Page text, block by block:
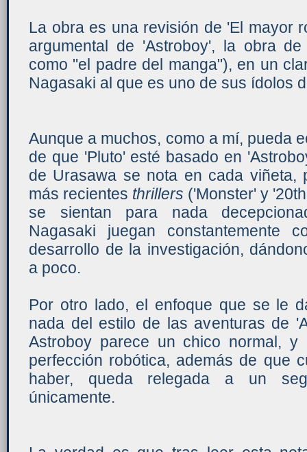
La obra es una revisión de 'El mayor
argumental de 'Astroboy', la obra
como "el padre del manga"), en un
Nagasaki al que es uno de sus ídolos
Aunque a muchos, como a mí, pueda
de que 'Pluto' esté basado en
de Urasawa se nota en cada
más recientes thrillers ('Monster' y
se sientan para nada
Nagasaki juegan constantemente
desarrollo de la investigación,
a poco.
Por otro lado, el enfoque que se le
nada del estilo de las aventuras de
Astroboy parece un chico normal,
perfección robótica, además de que
haber, queda relegada a un
únicamente.